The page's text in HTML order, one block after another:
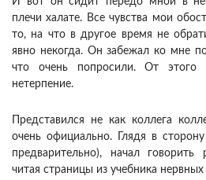
плечи халате. Все чувства мои
то, на что в другое время не
явно некогда. Он забежал ко мне
что очень попросили. От этого
нетерпение.
Представился не как коллега
очень официально. Глядя в
предварительно), начал
читая страницы из учебника